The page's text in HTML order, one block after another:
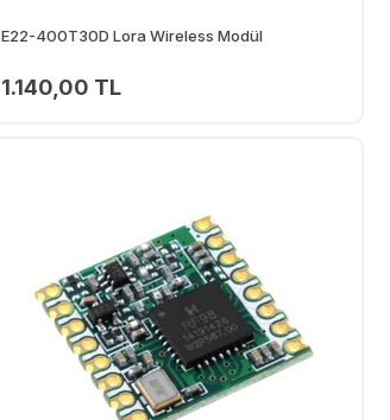
E22-400T30D Lora Wireless Modül
1.140,00 TL